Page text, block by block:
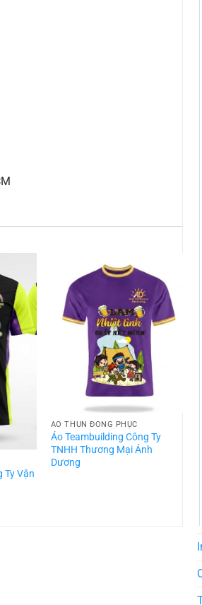
Ty Vận
ÁO THUN ĐỒNG PHỤC
Áo Teambuilding Công Ty
TNHH Thương Mại Ánh
Dương